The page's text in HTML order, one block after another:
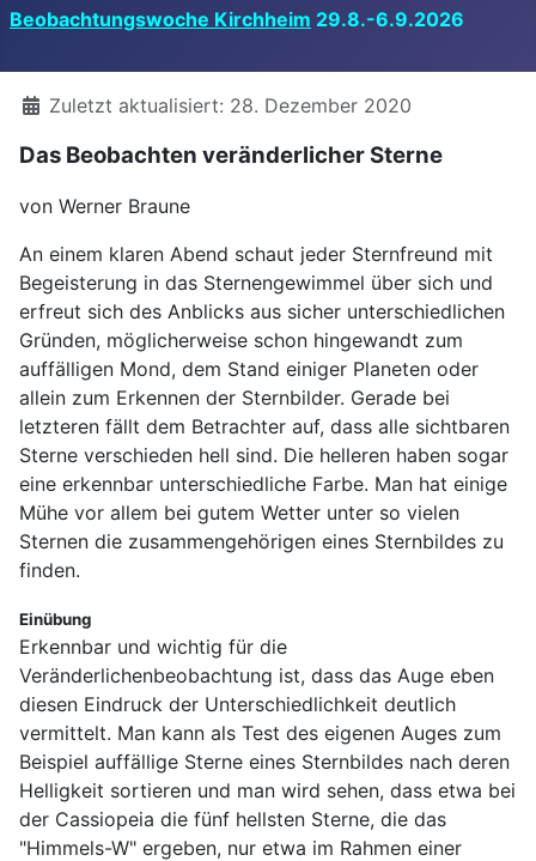
Beobachtungswoche Kirchheim 29.8.-6.9.2026
DetailsZuletzt aktualisiert: 28. Dezember 2020
Das Beobachten veränderlicher Sterne
von Werner Braune
An einem klaren Abend schaut jeder Sternfreund mit
Begeisterung in das Sternengewimmel über sich und
erfreut sich des Anblicks aus sicher unterschiedlichen
Gründen, möglicherweise schon hingewandt zum
auffälligen Mond, dem Stand einiger Planeten oder
allein zum Erkennen der Sternbilder. Gerade bei
letzteren fällt dem Betrachter auf, dass alle sichtbaren
Sterne verschieden hell sind. Die helleren haben sogar
eine erkennbar unterschiedliche Farbe. Man hat einige
Mühe vor allem bei gutem Wetter unter so vielen
Sternen die zusammengehörigen eines Sternbildes zu
finden.
Einübung
Erkennbar und wichtig für die
Veränderlichenbeobachtung ist, dass das Auge eben
diesen Eindruck der Unterschiedlichkeit deutlich
vermittelt. Man kann als Test des eigenen Auges zum
Beispiel auffällige Sterne eines Sternbildes nach deren
Helligkeit sortieren und man wird sehen, dass etwa bei
der Cassiopeia die fünf hellsten Sterne, die das
"Himmels-W" ergeben, nur etwa im Rahmen einer